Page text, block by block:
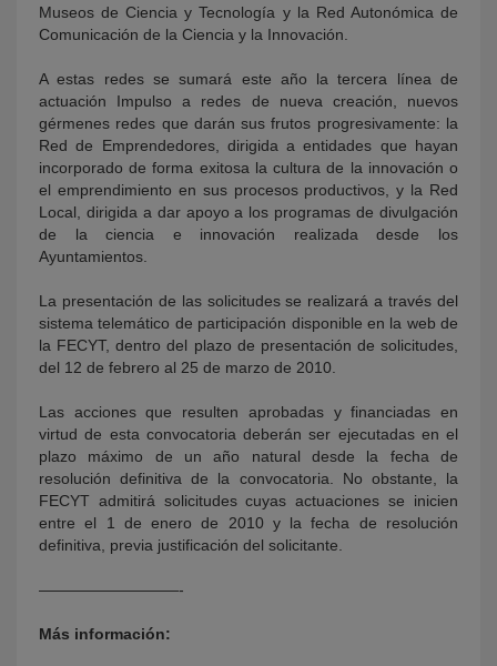
Museos de Ciencia y Tecnología y la Red Autonómica de
Comunicación de la Ciencia y la Innovación.
A estas redes se sumará este año la tercera línea de
actuación Impulso a redes de nueva creación, nuevos
gérmenes redes que darán sus frutos progresivamente: la
Red de Emprendedores, dirigida a entidades que hayan
incorporado de forma exitosa la cultura de la innovación o
el emprendimiento en sus procesos productivos, y la Red
Local, dirigida a dar apoyo a los programas de divulgación
de la ciencia e innovación realizada desde los
Ayuntamientos.
La presentación de las solicitudes se realizará a través del
sistema telemático de participación disponible en la web de
la FECYT, dentro del plazo de presentación de solicitudes,
del 12 de febrero al 25 de marzo de 2010.
Las acciones que resulten aprobadas y financiadas en
virtud de esta convocatoria deberán ser ejecutadas en el
plazo máximo de un año natural desde la fecha de
resolución definitiva de la convocatoria. No obstante, la
FECYT admitirá solicitudes cuyas actuaciones se inicien
entre el 1 de enero de 2010 y la fecha de resolución
definitiva, previa justificación del solicitante.
—————————-
Más información: